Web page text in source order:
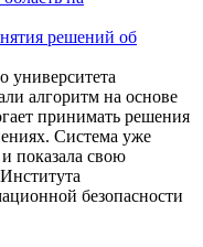
решений об
университета
алгоритм на основе
принимать решения
Система уже
показала свою
безопасности